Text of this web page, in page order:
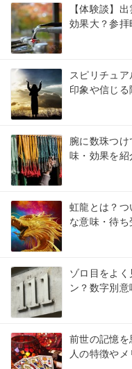
【体験談】
効果大？参拝
スピリチュ
印象や信じる
腕に数珠つ
味・効果を紹
虹龍とは？つ
な意味・待ち
ゾロ目をよ
ン？数字別
前世の記憶を
人の特徴やメ